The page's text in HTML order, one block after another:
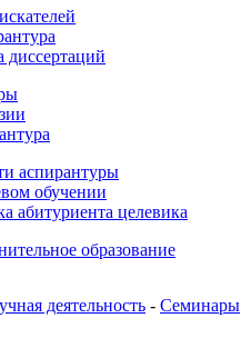
диссертаций
аспирантуры
обучении
абитуриента целевика
образование
деятельность - Семинары